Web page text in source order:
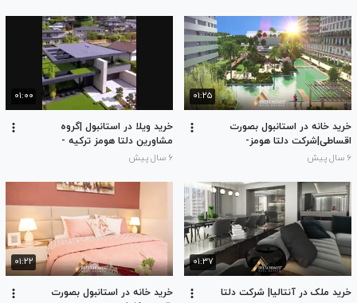
۰۱:۲۵
خرید خانه در استانبول بصورت
اقساطی|شرکت دلتا هومز-
00905396760710
۶ سال پیش
۰۱:۰۰
خرید ویلا در استانبول |گروه
مشاورین دلتا هومز ترکیه -
00905396760710
۶ سال پیش
۰۱:۳۷
خرید ملک در آنتالیا| شرکت دلتا
۰۱:۲۲
خرید خانه در استانبول بصورت